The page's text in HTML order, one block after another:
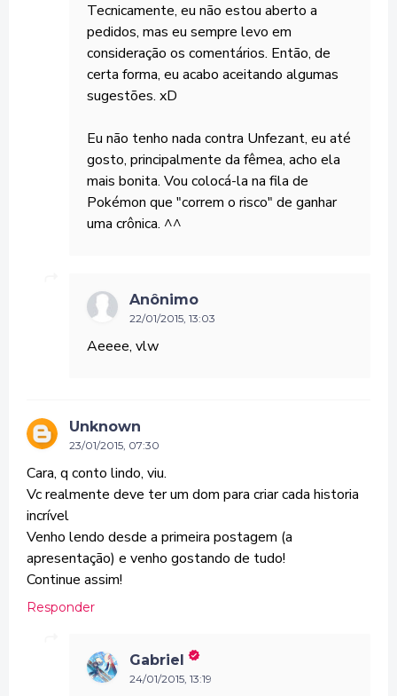
Tecnicamente, eu não estou aberto a
pedidos, mas eu sempre levo em
consideração os comentários. Então, de
certa forma, eu acabo aceitando algumas
sugestões. xD
Eu não tenho nada contra Unfezant, eu até
gosto, principalmente da fêmea, acho ela
mais bonita. Vou colocá-la na fila de
Pokémon que "correm o risco" de ganhar
uma crônica. ^^
Anônimo
22/01/2015, 13:03
Aeeee, vlw
Unknown
23/01/2015, 07:30
Cara, q conto lindo, viu.
Vc realmente deve ter um dom para criar cada historia
incrível
Venho lendo desde a primeira postagem (a
apresentação) e venho gostando de tudo!
Continue assim!
Responder
Gabriel
24/01/2015, 13:19